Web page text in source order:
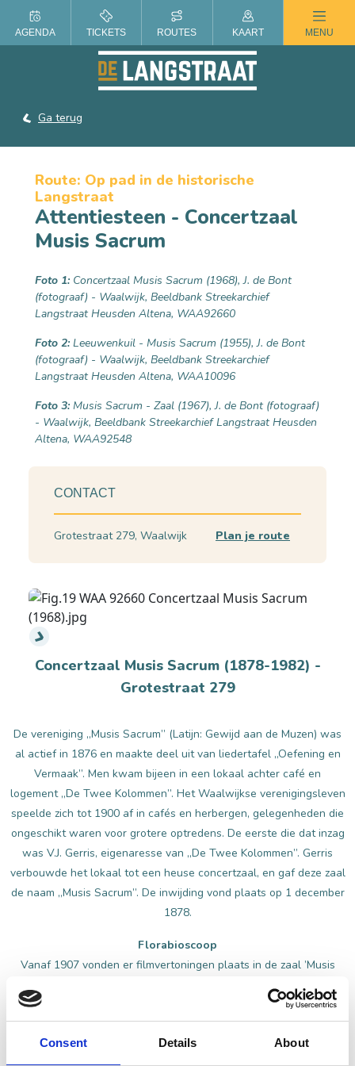
Consent Details About
ZOMER IN DE LANGSTRAAT
Ga terug
Route: Op pad in de historische
Langstraat
Attentiesteen - Concertzaal
Musis Sacrum
Foto 1: Concertzaal Musis Sacrum (1968), J. de Bont
(fotograaf) - Waalwijk, Beeldbank Streekarchief
Langstraat Heusden Altena, WAA92660
Foto 2: Leeuwenkuil - Musis Sacrum (1955), J. de Bont
(fotograaf) - Waalwijk, Beeldbank Streekarchief
Langstraat Heusden Altena, WAA10096
Foto 3: Musis Sacrum - Zaal (1967), J. de Bont (fotograaf)
- Waalwijk, Beeldbank Streekarchief Langstraat Heusden
Altena, WAA92548
CONTACT
Grotestraat 279, Waalwijk Plan je route
Concertzaal Musis Sacrum (1878-1982) -
Grotestraat 279
De vereniging „Musis Sacrum” (Latijn: Gewijd aan de Muzen) was
al actief in 1876 en maakte deel uit van liedertafel „Oefening en
Vermaak”. Men kwam bijeen in een lokaal achter café en
logement „De Twee Kolommen”. Het Waalwijkse verenigingsleven
speelde zich tot 1900 af in cafés en herbergen, gelegenheden die
ongeschikt waren voor grotere optredens. De eerste die dat inzag
was V.J. Gerris, eigenaresse van „De Twee Kolommen”. Gerris
verbouwde het lokaal tot een heuse concertzaal, en gaf deze zaal
de naam „Musis Sacrum”. De inwijding vond plaats op 1 december
1878.
Florabioscoop
Vanaf 1907 vonden er filmvertoningen plaats in de zaal ’Musis
Simons bouwde de muziekzaal weer op. De nieuwe toneel-,
concert- en filmzaal werd op 15 oktober 1911 geopend. Tot 1928
was hier de ’Florabioscoop’ gevestigd, met als eerste film ’De
AGENDA TICKETS ROUTES KAART MENU